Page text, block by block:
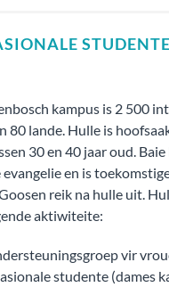
kampus is 2 500
80 lande. Hulle is
30 en 40 jaar oud.
en is
reik na hulle uit.
aktiwiteite:
vir
studente (dames